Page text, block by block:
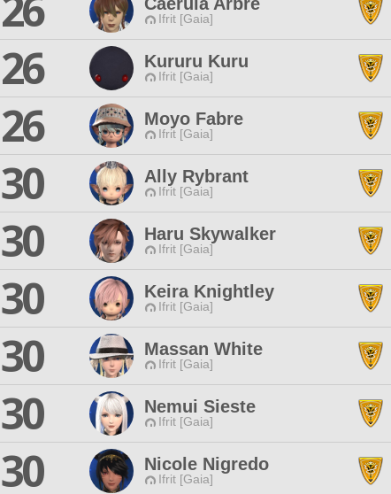
Ifrit [Gaia]
26
Kururu Kuru
Ifrit [Gaia]
26
Moyo Fabre
Ifrit [Gaia]
30
Ally Rybrant
Ifrit [Gaia]
30
Haru Skywalker
Ifrit [Gaia]
30
Keira Knightley
Ifrit [Gaia]
30
Massan White
Ifrit [Gaia]
30
Nemui Sieste
Ifrit [Gaia]
30
Nicole Nigredo
Ifrit [Gaia]